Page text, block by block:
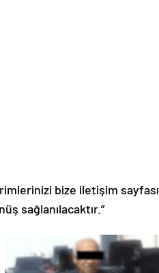
bize iletişim sayfası
sağlanılacaktır.”